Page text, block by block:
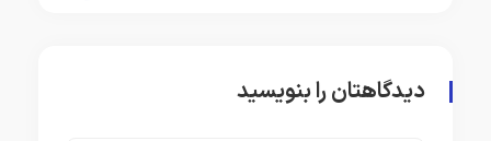
دیدگاهتان را بنویسید